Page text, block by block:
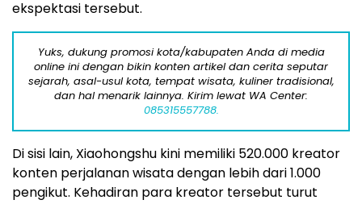
ekspektasi tersebut.
Yuks, dukung promosi kota/kabupaten Anda di media
online ini dengan bikin konten artikel dan cerita seputar
sejarah, asal-usul kota, tempat wisata, kuliner tradisional,
dan hal menarik lainnya. Kirim lewat WA Center:
085315557788.
Di sisi lain, Xiaohongshu kini memiliki 520.000 kreator
konten perjalanan wisata dengan lebih dari 1.000
pengikut. Kehadiran para kreator tersebut turut